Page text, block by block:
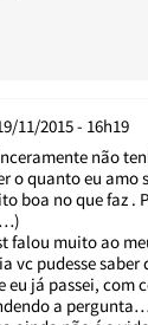
11/2015 - 16h19
não
o quanto eu amo
boa no que faz .
falou muito ao
vc pudesse
eu já passei, com
a